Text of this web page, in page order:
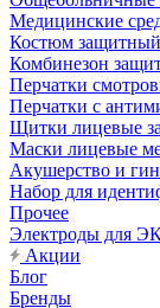
Медицинские
Костюм
Комбинезон
Перчатки
Перчатки с
Щитки лицевые
Маски лицевые
Акушерство и
Набор для
Прочее
Электроды для
Акции
Блог
Бренды